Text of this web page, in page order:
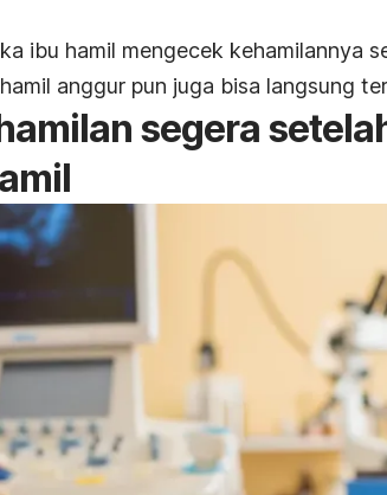
ibu hamil mengecek kehamilannya
anggur pun juga bisa langsung
segera